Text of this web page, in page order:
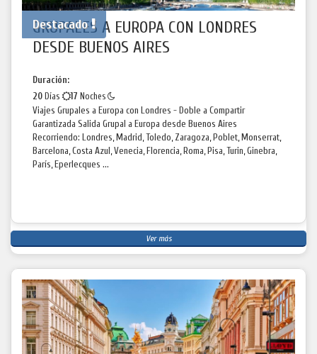
Destacado
GRUPALES A EUROPA CON LONDRES
DESDE BUENOS AIRES
Duración:
20 Días 17 Noches
Viajes Grupales a Europa con Londres - Doble a Compartir
Garantizada Salida Grupal a Europa desde Buenos Aires
Recorriendo: Londres, Madrid, Toledo, Zaragoza, Poblet, Monserrat,
Barcelona, Costa Azul, Venecia, Florencia, Roma, Pisa, Turin, Ginebra,
París, Eperlecques ...
Ver más